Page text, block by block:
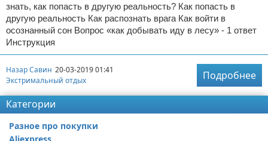
знать, как попасть в другую реальность? Как попасть в
другую реальность Как распознать врага Как войти в
осознанный сон Вопрос «как добывать иду в лесу» - 1 ответ
Инструкция
Назар Савин 20-03-2019 01:41
Экстримальный отдых
Подробнее
Категории
Разное про покупки